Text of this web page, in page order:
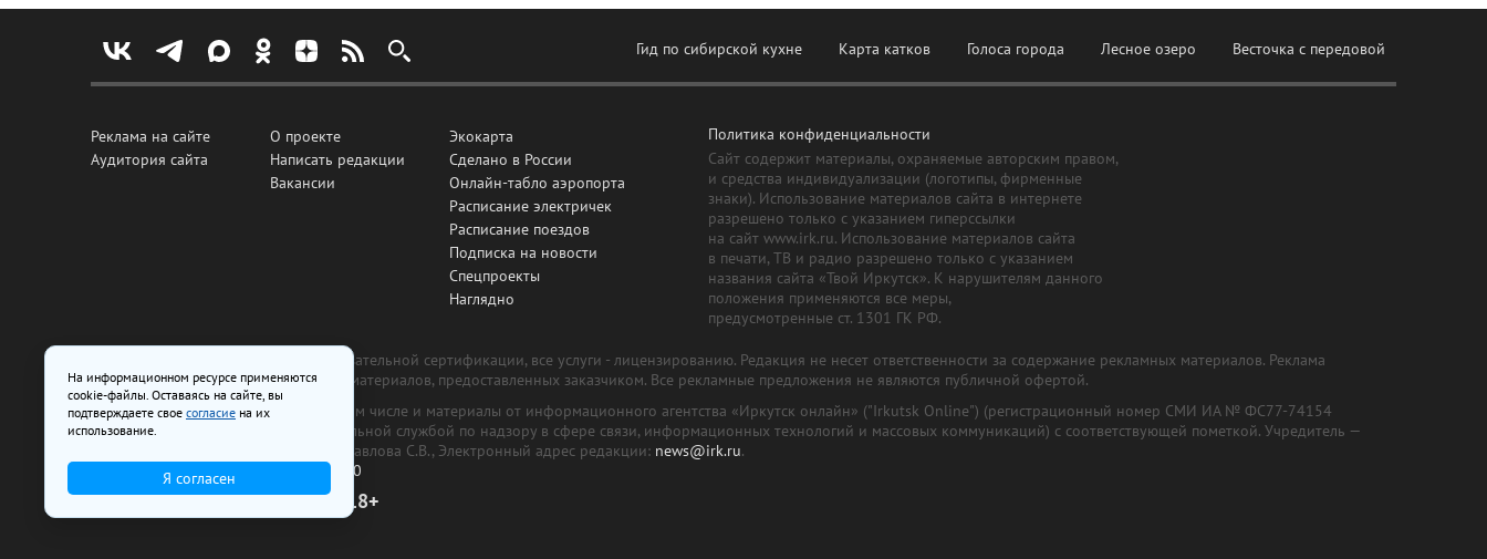
Гид по сибирской кухне Карта катков Голоса города Лесное озеро Весточка с передовой
Реклама на сайте
Аудитория сайта
О проекте
Написать редакции
Вакансии
Экокарта
Сделано в России
Онлайн-табло аэропорта
Расписание электричек
Расписание поездов
Подписка на новости
Спецпроекты
Наглядно
Политика конфиденциальности
Сайт содержит материалы, охраняемые авторским правом,
и средства индивидуализации (логотипы, фирменные
знаки). Использование материалов сайта в интернете
разрешено только с указанием гиперссылки
на сайт www.irk.ru. Использование материалов сайта
в печати, ТВ и радио разрешено только с указанием
названия сайта «Твой Иркутск». К нарушителям данного
положения применяются все меры,
предусмотренные ст. 1301 ГК РФ.
Все рекламные товары подлежат обязательной сертификации, все услуги - лицензированию. Редакция не несет ответственности за содержание рекламных материалов. Реклама
изготовлена и размещена на основе материалов, предоставленных заказчиком. Все рекламные предложения не являются публичной офертой.
На сайте www.irk.ru размещаются в том числе и материалы от информационного агентства «Иркутск онлайн» ("Irkutsk Online") (регистрационный номер СМИ ИА № ФС77-74154
от 29 октября 2018 г., выдан Федеральной службой по надзору в сфере связи, информационных технологий и массовых коммуникаций) с соответствующей пометкой. Учредитель —
ООО «Ирк.ру». Главный редактор — Павлова С.В., Электронный адрес редакции: news@irk.ru.
Телефон редакции:
+7 (3952) 48-88-50
18+
На информационном ресурсе применяются
cookie-файлы. Оставаясь на сайте, вы
подтверждаете свое согласие на их
использование.
Я согласен